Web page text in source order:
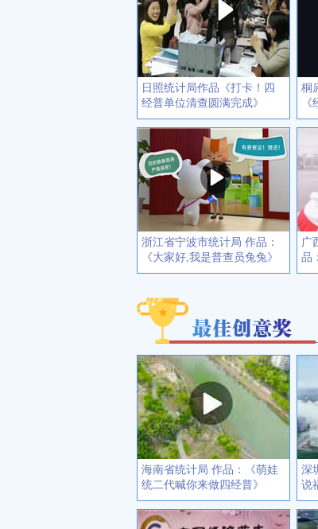
日照统计局作品《打卡！四
经普单位清查圆满完成》
桐
浙江省宁波市统计局 作品：
《大家好,我是普查员兔兔》
广
品
海南省统计局 作品：《萌娃
统二代喊你来做四经普》
深
说